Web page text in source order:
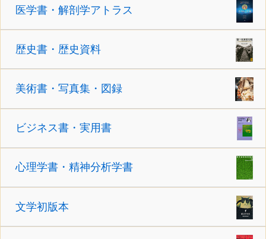
医学書・解剖学アトラス
歴史書・歴史資料
美術書・写真集・図録
ビジネス書・実用書
心理学書・精神分析学書
文学初版本